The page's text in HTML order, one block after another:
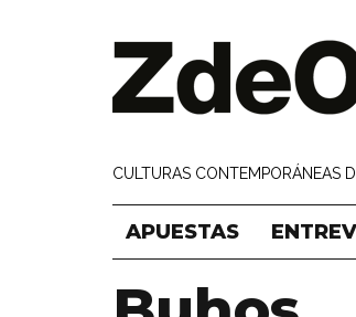
CULTURAS CONTEMPORÁNEAS
APUESTAS